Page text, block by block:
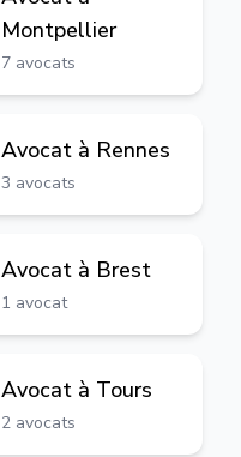
Montpellier
7 avocats
Avocat à Rennes
3 avocats
Avocat à Brest
1 avocat
Avocat à Tours
2 avocats